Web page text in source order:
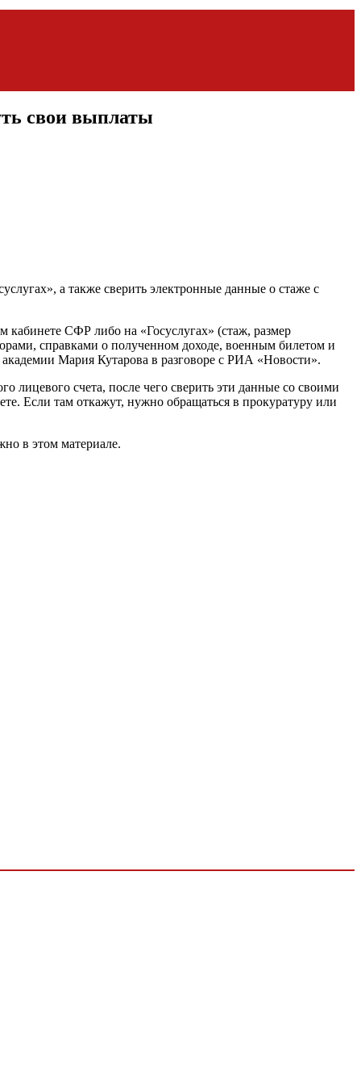
свои выплаты
а также сверить электронные данные о стаже с
СФР либо на «Госуслугах» (стаж, размер
справками о полученном доходе, военным билетом и
Мария Кутарова в разговоре с РИА «Новости».
счета, после чего сверить эти данные со своими
Если там откажут, нужно обращаться в прокуратуру или
в этом материале.